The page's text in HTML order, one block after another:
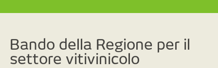
Bando della Regione per il
settore vitivinicolo